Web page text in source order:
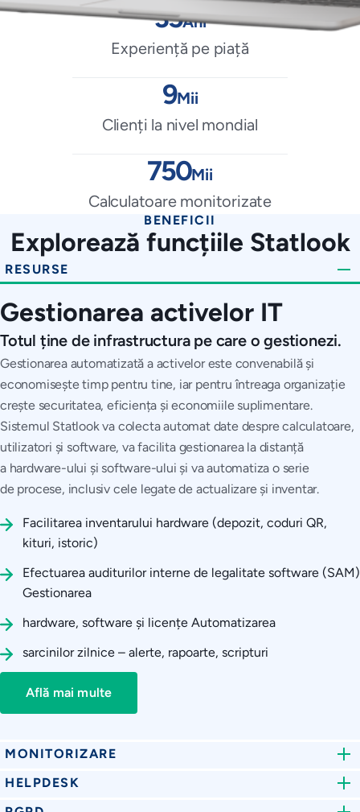
35Ani
Experiență pe piață
9Mii
Clienți la nivel mondial
750Mii
Calculatoare monitorizate
BENEFICII
Explorează funcțiile Statlook
RESURSE
Gestionarea activelor IT
Totul ține de infrastructura pe care o gestionezi.
Gestionarea automatizată a activelor este convenabilă și
economisește timp pentru tine, iar pentru întreaga organizație
crește securitatea, eficiența și economiile suplimentare.
Sistemul Statlook va colecta automat date despre calculatoare,
utilizatori și software, va facilita gestionarea la distanță
a hardware-ului și software-ului și va automatiza o serie
de procese, inclusiv cele legate de actualizare și inventar.
Facilitarea inventarului hardware (depozit, coduri QR,
kituri, istoric)
Efectuarea auditurilor interne de legalitate software (SAM)
Gestionarea
hardware, software și licențe Automatizarea
sarcinilor zilnice – alerte, rapoarte, scripturi
Află mai multe
MONITORIZARE
Monitorizarea echipamentelor
HELPDESK